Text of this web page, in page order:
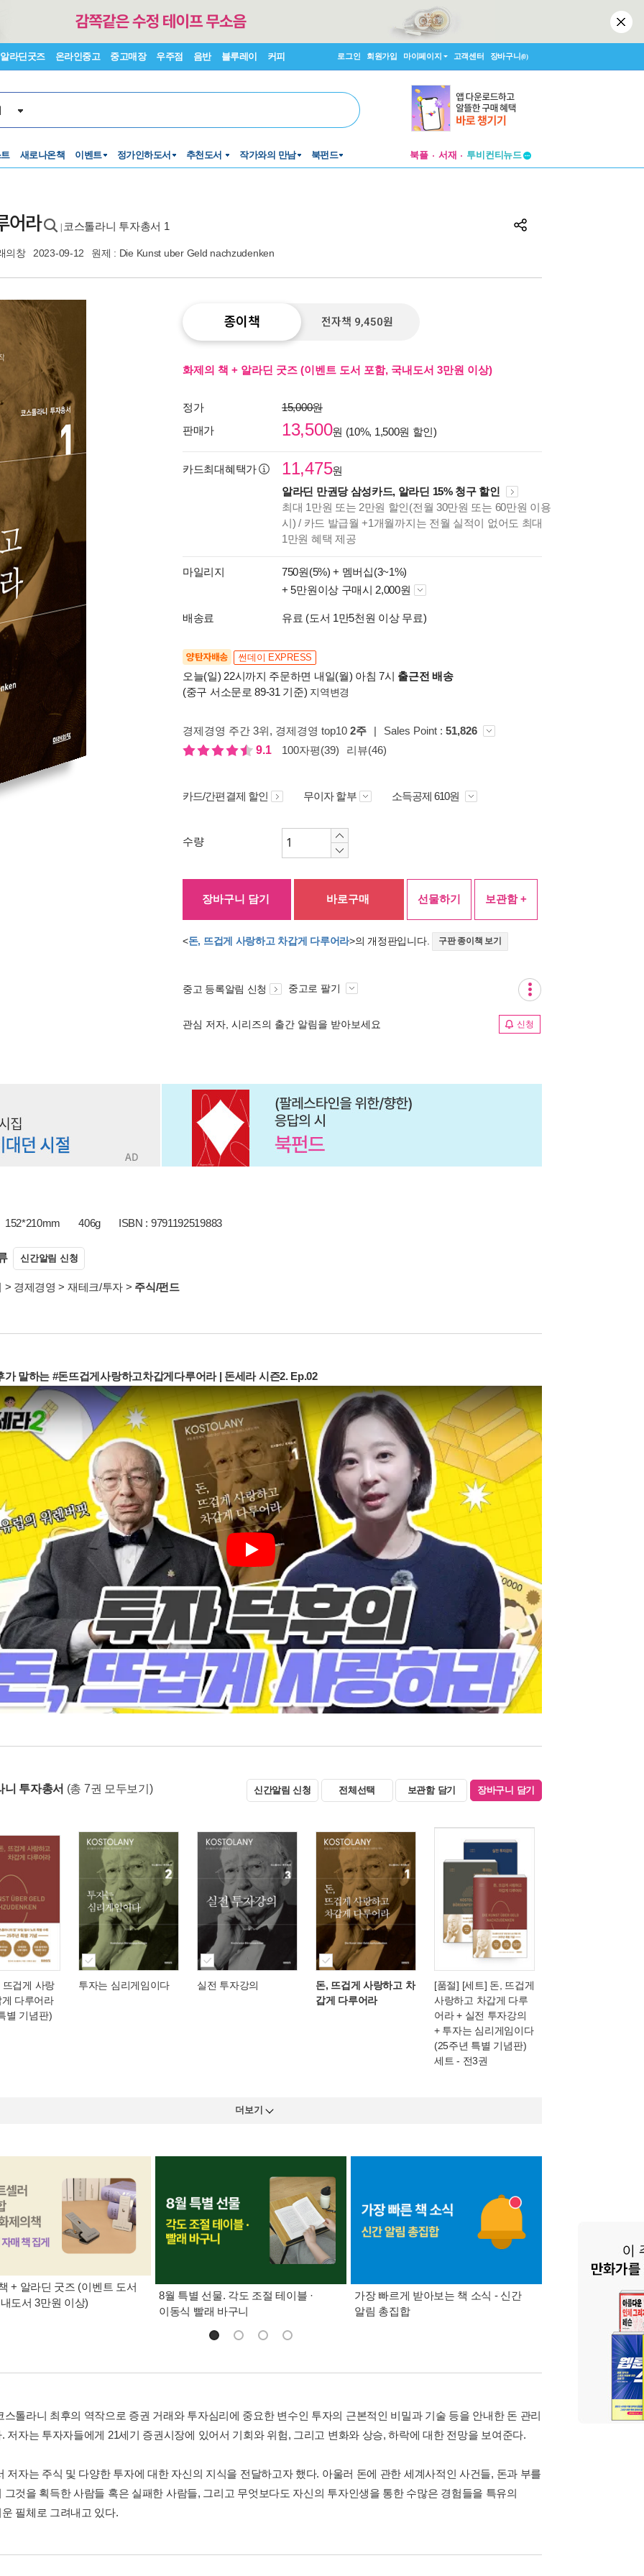
알라딘굿즈 온라인중고 중고매장 우주점 음반 블루레이 커피 로그인 회원가입 마이페이지 고객센터 장바구니(0)
새로나온책 이벤트 정가인하도서 추천도서 작가와의 만남 북펀드 북플 서재
창작플랫폼
어라 코스톨라니 투자총서 1
의창 2023-09-12 원제 : Die Kunst uber Geld nachzudenken
종이책 전자책 9,450원
화제의 책 + 알라딘 굿즈 (이벤트 도서 포함, 국내도서 3만원 이상)
정가
15,000원
판매가
13,500원 (10%, 1,500원 할인)
카드최대혜택가 11,475원
알라딘 만권당 삼성카드, 알라딘 15% 청구 할인
최대 1만원 또는 2만원 할인(전월 30만원 또는 60만원 이용
시) / 카드 발급월 +1개월까지는 전월 실적이 없어도 최대
1만원 혜택 제공
마일리지 750원(5%) + 멤버십(3~1%)
+ 5만원이상 구매시 2,000원
배송료 유료 (도서 1만5천원 이상 무료)
양탄자배송 썬데이 EXPRESS
오늘(일) 22시까지 주문하면 내일(월) 아침 7시 출근전 배송
(중구 서소문로 89-31 기준) 지역변경
경제경영 주간 3위, 경제경영 top10 2주 | Sales Point : 51,826
9.1
100자평(39) 리뷰(46)
카드/간편결제 할인 무이자 할부 소득공제 610원
수량
장바구니 담기 바로구매 선물하기 보관함 +
<돈, 뜨겁게 사랑하고 차갑게 다루어라>의 개정판입니다. 구판 종이책 보기
중고 등록알림 신청 중고로 팔기
관심 저자, 시리즈의 출간 알림을 받아보세요 신청
152*210mm 406g ISBN : 9791192519883
신간알림 신청
> 경제경영 > 재테크/투자 > 주식/펀드
가 말하는 #돈뜨겁게사랑하고차갑게다루어라 | 돈세라 시즌2. Ep.02
Play
니 투자총서 (총 7권 모두보기) 신간알림 신청 전체선택 보관함 담기 장바구니 담기
뜨겁게 사랑
다루어라
별 기념판)
투자는 심리게임이다 실전 투자강의
돈, 뜨겁게 사랑하고 차
갑게 다루어라
[품절] [세트] 돈, 뜨겁게
사랑하고 차갑게 다루
어라 + 실전 투자강의
+ 투자는 심리게임이다
(25주년 특별 기념판)
세트 - 전3권
더보기
+ 알라딘 굿즈 (이벤트 도서
도서 3만원 이상)
8월 특별 선물. 각도 조절 테이블 ·
이동식 빨래 바구니
가장 빠르게 받아보는 책 소식 - 신간
알림 총집합
경기컬처패스 1만
스톨라니 최후의 역작으로 증권 거래와 투자심리에 중요한 변수인 투자의 근본적인 비밀과 기술 등을 안내한 돈 관리
저자는 투자자들에게 21세기 증권시장에 있어서 기회와 위험, 그리고 변화와 상승, 하락에 대한 전망을 보여준다.
저자는 주식 및 다양한 투자에 대한 자신의 지식을 전달하고자 했다. 아울러 돈에 관한 세계사적인 사건들, 돈과 부를
그것을 획득한 사람들 혹은 실패한 사람들, 그리고 무엇보다도 자신의 투자인생을 통한 수많은 경험들을 특유의
필체로 그려내고 있다.